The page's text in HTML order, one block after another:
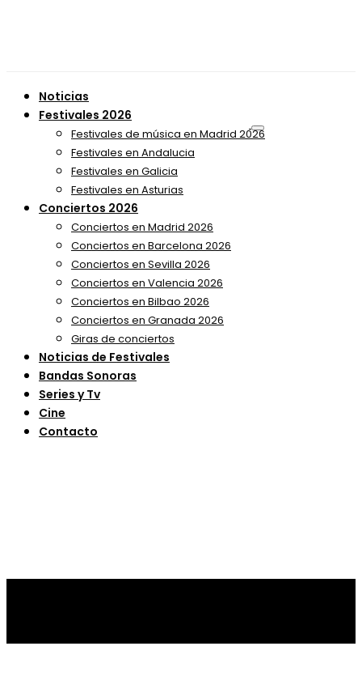
Noticias
Festivales 2026
Festivales de música en Madrid 2026
Festivales en Andalucia
Festivales en Galicia
Festivales en Asturias
Conciertos 2026
Conciertos en Madrid 2026
Conciertos en Barcelona 2026
Conciertos en Sevilla 2026
Conciertos en Valencia 2026
Conciertos en Bilbao 2026
Conciertos en Granada 2026
Giras de conciertos
Noticias de Festivales
Bandas Sonoras
Series y Tv
Cine
Contacto